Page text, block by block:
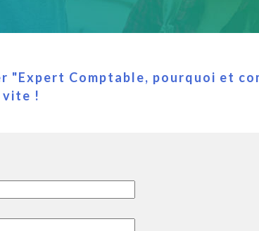
Comptable, pourquoi et
vite !